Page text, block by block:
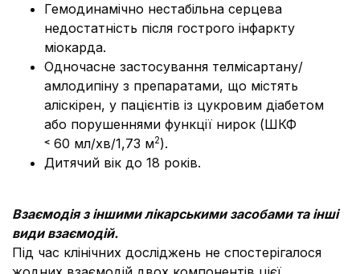
Гемодинамічно нестабільна серцева
недостатність після гострого інфаркту
міокарда.
Одночасне застосування телмісартану/
амлодипіну з препаратами, що містять
аліскірен, у пацієнтів із цукровим діабетом
або порушеннями функції нирок (ШКФ
˂ 60 мл/хв/1,73 м2).
Дитячий вік до 18 років.
Взаємодія з іншими лікарськими засобами та інші
види взаємодій.
Під час клінічних досліджень не спостерігалося